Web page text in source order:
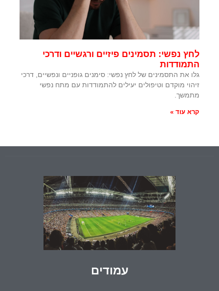
לחץ נפשי: תסמינים פיזיים ורגשיים ודרכי
התמודדות
גלו את התסמינים של לחץ נפשי: סימנים גופניים ונפשיים, דרכי
זיהוי מוקדם וטיפולים יעילים להתמודדות עם מתח נפשי
מתמשך.
קרא עוד »
עמודים